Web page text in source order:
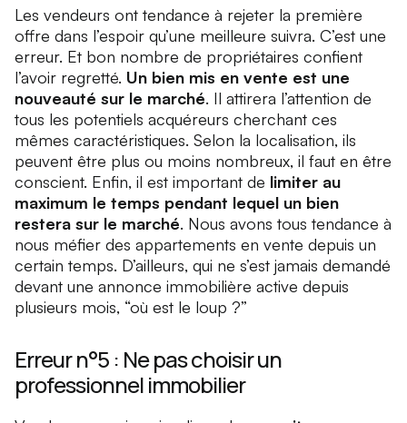
Les vendeurs ont tendance à rejeter la première
offre dans l’espoir qu’une meilleure suivra. C’est une
erreur. Et bon nombre de propriétaires confient
l’avoir regretté. Un bien mis en vente est une
nouveauté sur le marché. Il attirera l’attention de
tous les potentiels acquéreurs cherchant ces
mêmes caractéristiques. Selon la localisation, ils
peuvent être plus ou moins nombreux, il faut en être
conscient. Enfin, il est important de limiter au
maximum le temps pendant lequel un bien
restera sur le marché. Nous avons tous tendance à
nous méfier des appartements en vente depuis un
certain temps. D’ailleurs, qui ne s’est jamais demandé
devant une annonce immobilière active depuis
plusieurs mois, “où est le loup ?”
Erreur n°5 : Ne pas choisir un
professionnel immobilier